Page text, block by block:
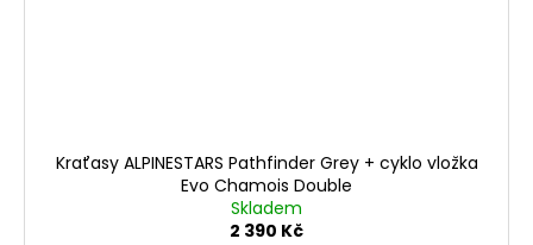
Kraťasy ALPINESTARS Pathfinder Grey + cyklo vložka
Evo Chamois Double
Skladem
2 390 Kč